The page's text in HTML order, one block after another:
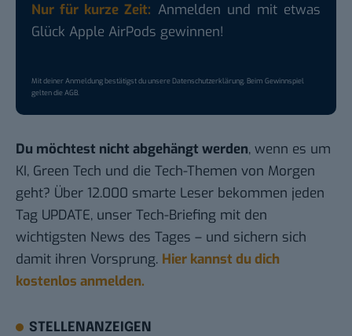
Nur für kurze Zeit: Anmelden und mit etwas
Glück Apple AirPods gewinnen!
Mit deiner Anmeldung bestätigst du unsereDatenschutzerklärung. Beim Gewinnspiel
gelten dieAGB.
Du möchtest nicht abgehängt werden, wenn es um
KI, Green Tech und die Tech-Themen von Morgen
geht? Über 12.000 smarte Leser bekommen jeden
Tag UPDATE, unser Tech-Briefing mit den
wichtigsten News des Tages – und sichern sich
damit ihren Vorsprung. Hier kannst du dich
kostenlos anmelden.
STELLENANZEIGEN